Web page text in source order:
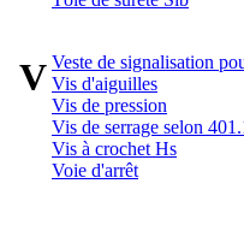
VVeste de signalisation
Vis d'aiguilles
Vis de pression
Vis de serrage selon
Vis à crochet Hs
Voie d'arrêt